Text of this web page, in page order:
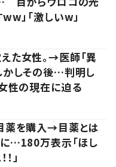
」「激しいw」
た女性。→医師「異
かしその後…判明し
性の現在に迫る
薬を購入→目薬とは
…180万表示「ほし
」